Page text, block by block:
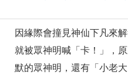
因緣際會撞見神仙下凡來
就被眾神明喊「卡！」，
默的眾神明，還有「小老